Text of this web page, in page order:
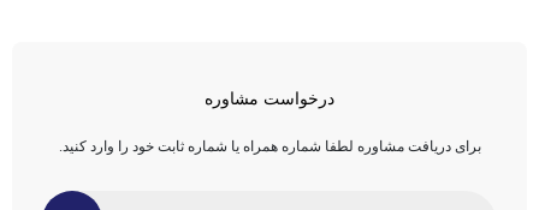
درخواست مشاوره
برای دریافت مشاوره لطفا شماره همراه یا شماره ثابت خود را وارد کنید.